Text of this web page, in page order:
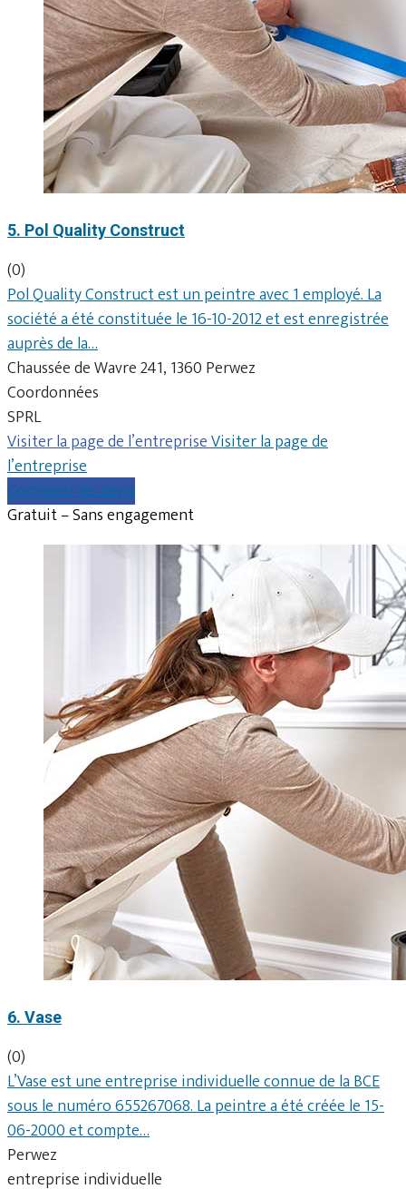
5. Pol Quality Construct
(0)
Pol Quality Construct est un peintre avec 1 employé. La
société a été constituée le 16-10-2012 et est enregistrée
auprès de la…
Chaussée de Wavre 241, 1360 Perwez
Coordonnées
SPRL
Visiter la page de l’entrepriseVisiter la page de
l’entreprise
Comparer les devis
Gratuit – Sans engagement
6. Vase
(0)
L’Vase est une entreprise individuelle connue de la BCE
sous le numéro 655267068. La peintre a été créée le 15-
06-2000 et compte…
Perwez
entreprise individuelle